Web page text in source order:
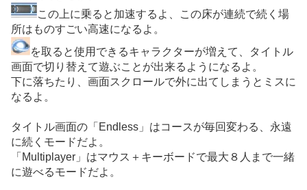
この上に乗ると加速するよ、この床が連続で続く場
所はものすごい高速になるよ。
を取ると使用できるキャラクターが増えて、タイトル
画面で切り替えて遊ぶことが出来るようになるよ。
下に落ちたり、画面スクロールで外に出てしまうとミスに
なるよ。
タイトル画面の「Endless」はコースが毎回変わる、永遠
に続くモードだよ。
「Multiplayer」はマウス＋キーボードで最大８人まで一緒
に遊べるモードだよ。